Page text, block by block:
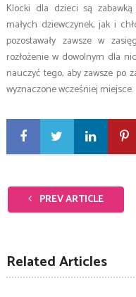
Klocki dla dzieci są
małych dziewczynek, jak i
pozostawały zawsze w
rozłożenie w dowolnym dla
nauczyć tego, aby zawsze po
wyznaczone wcześniej miejsce.
PREV ARTICLE
Related Articles